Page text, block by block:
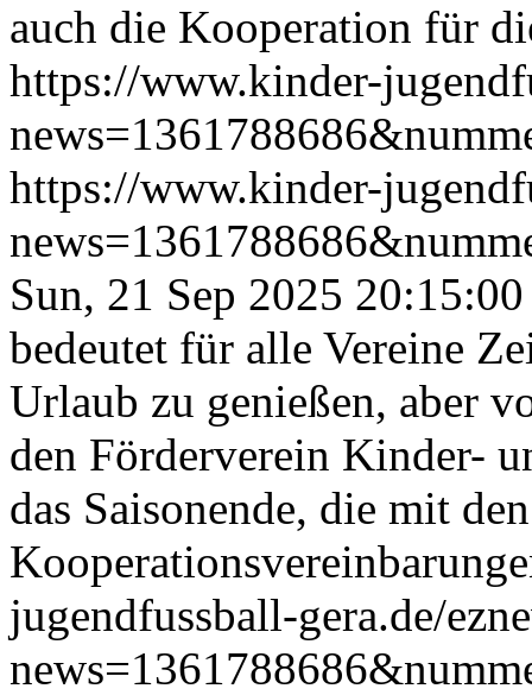
auch die Kooperation für
https://www.kinder-
https://www.kinder-
Sun, 21 Sep 2025
bedeutet für alle Vereine
Urlaub zu genießen, aber
den Förderverein Kinder-
das Saisonende, die mit
jugendfussball-gera.de/